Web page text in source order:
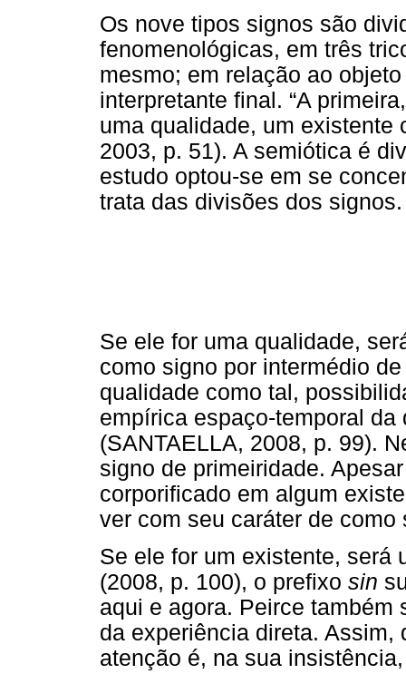
Os nove tipos signos são
fenomenológicas, em três
mesmo; em relação ao
interpretante final. “A
uma qualidade, um existente
2003, p. 51). A semiótica é
estudo optou-se em se
trata das divisões dos signos.
Se ele for uma qualidade,
como signo por intermédio
qualidade como tal,
empírica espaço-temporal da
(SANTAELLA, 2008, p. 99).
signo de primeiridade.
corporificado em algum
ver com seu caráter de como
Se ele for um existente, será
(2008, p. 100), o prefixo sin
aqui e agora. Peirce também
da experiência direta.
atenção é, na sua